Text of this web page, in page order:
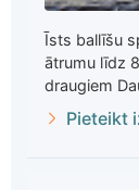
Īsts ballīšu
ātrumu līdz
draugiem
Pieteikt